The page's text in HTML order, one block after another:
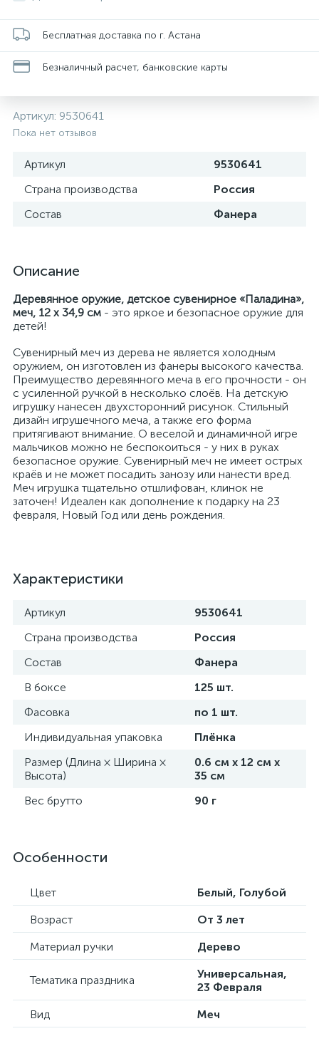
Бесплатная доставка по г. Астана
Безналичный расчет, банковские карты
Артикул: 9530641
Пока нет отзывов
Артикул
9530641
Страна производства
Россия
Состав
Фанера
Описание
Деревянное оружие, детское сувенирное «Паладина»,
меч, 12 х 34,9 см - это яркое и безопасное оружие для
детей!
Сувенирный меч из дерева не является холодным
оружием, он изготовлен из фанеры высокого качества.
Преимущество деревянного меча в его прочности - он
с усиленной ручкой в несколько слоёв. На детскую
игрушку нанесен двухсторонний рисунок. Стильный
дизайн игрушечного меча, а также его форма
притягивают внимание. О веселой и динамичной игре
мальчиков можно не беспокоиться - у них в руках
безопасное оружие. Сувенирный меч не имеет острых
краёв и не может посадить занозу или нанести вред.
Меч игрушка тщательно отшлифован, клинок не
заточен! Идеален как дополнение к подарку на 23
февраля, Новый Год или день рождения.
Характеристики
Артикул
9530641
Страна производства
Россия
Состав
Фанера
В боксе
125 шт.
Фасовка
по 1 шт.
Индивидуальная упаковка
Плёнка
Размер (Длина × Ширина ×
Высота)
0.6 см х 12 см х
35 см
Вес брутто
90 г
Особенности
Цвет
Белый, Голубой
Возраст
От 3 лет
Материал ручки
Дерево
Тематика праздника
Универсальная,
23 Февраля
Вид
Меч